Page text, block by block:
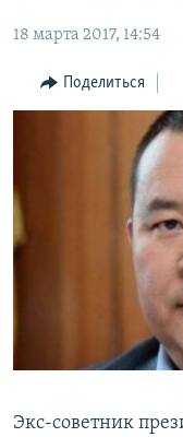
главной
навигации
Вернутся
ТАДЖИКИСТАН
ҚАЗАҚША
КЫРГЫЗЧА
Все сайты РСЕ/РС
18 марта 2017, 14:54
Поделиться
Экс-советник